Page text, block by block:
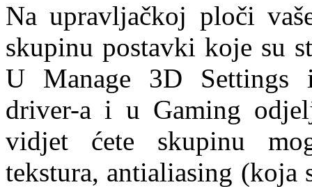
Na upravljačkoj ploči
skupinu postavki koje su
U Manage 3D Settings
driver-a i u Gaming
vidjet ćete skupinu
tekstura, antialiasing (koja